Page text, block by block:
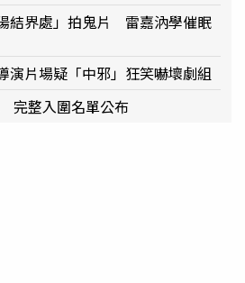
結界處」拍鬼片 雷嘉汭學催眠
片場疑「中邪」狂笑嚇壞劇組
完整入圍名單公布